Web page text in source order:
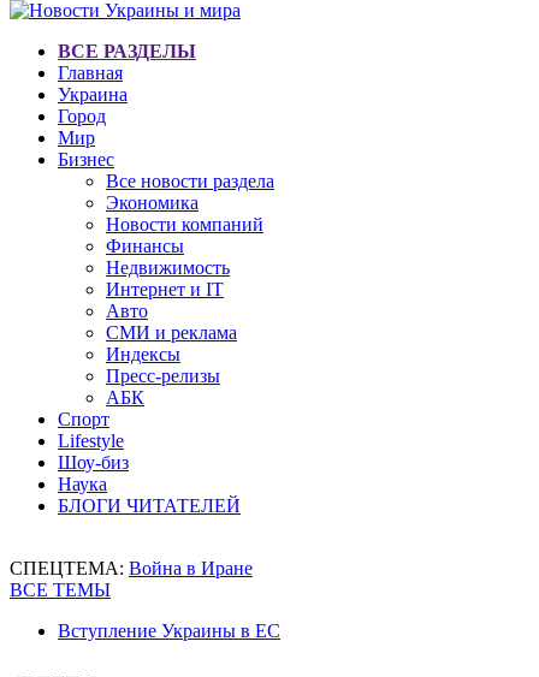
ВСЕ РАЗДЕЛЫ
Главная
Украина
Город
Мир
Бизнес
Все новости раздела
Экономика
Новости компаний
Финансы
Недвижимость
Интернет и IT
Авто
СМИ и реклама
Индексы
Пресс-релизы
АБК
Спорт
Lifestyle
Шоу-биз
Наука
БЛОГИ ЧИТАТЕЛЕЙ
СПЕЦТЕМА: Война в Иране
ВСЕ ТЕМЫ
Вступление Украины в ЕС